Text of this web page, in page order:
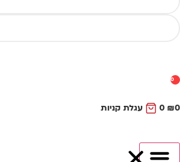
0
₪0
0 עגלת קניות